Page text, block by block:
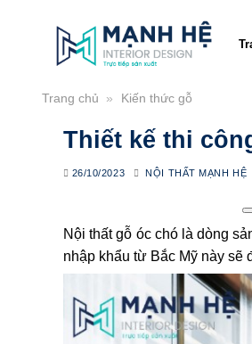
Trang chủ » Kiến thức gỗ
Thiết kế thi
26/10/2023 NỘI THẤT MẠNH HỆ
Nội thất gỗ óc chó là dòng
nhập khẩu từ Bắc Mỹ này sẽ